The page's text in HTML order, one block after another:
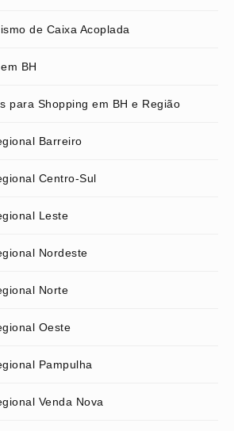
de Caixa Acoplada
BH
para Shopping em BH e Região
Barreiro
Centro-Sul
Leste
Nordeste
Norte
Oeste
Pampulha
Venda Nova